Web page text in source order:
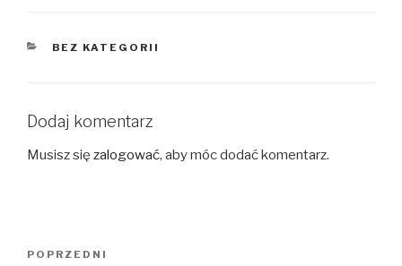
KATEGORIE
BEZ KATEGORII
Dodaj komentarz
Musisz się zalogować, aby móc dodać komentarz.
Poprzedni
POPRZEDNI